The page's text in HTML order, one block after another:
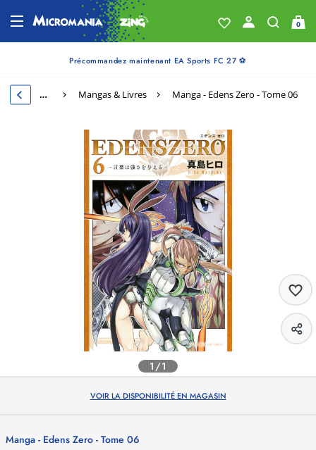
0
Précommandez maintenant EA Sports FC 27 ⚽
… Mangas & Livres Manga - Edens Zero - Tome 06
1/1
VOIR LA DISPONIBILITÉ EN MAGASIN
Manga - Edens Zero - Tome 06